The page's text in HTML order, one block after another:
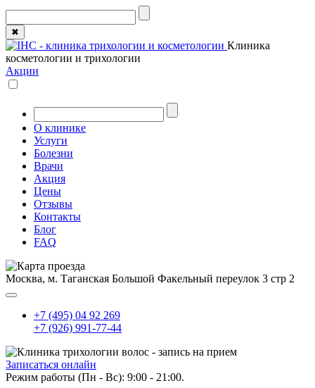
✖
Клиника
косметологии и трихологии
Акции
О клинике
Услуги
Болезни
Врачи
Акция
Цены
Отзывы
Контакты
Блог
FAQ
Москва, м. Таганская Большой Факельный переулок 3 стр 2
+7 (495) 04 92 269
+7 (926) 991-77-44
Записаться онлайн
Режим работы (Пн - Вс): 9:00 - 21:00.